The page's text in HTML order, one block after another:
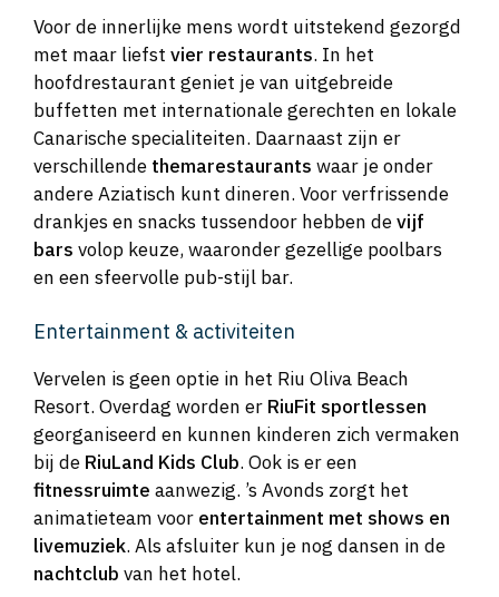
Voor de innerlijke mens wordt uitstekend gezorgd
met maar liefst vier restaurants. In het
hoofdrestaurant geniet je van uitgebreide
buffetten met internationale gerechten en lokale
Canarische specialiteiten. Daarnaast zijn er
verschillende themarestaurants waar je onder
andere Aziatisch kunt dineren. Voor verfrissende
drankjes en snacks tussendoor hebben devijf
bars volop keuze, waaronder gezellige poolbars
en een sfeervolle pub-stijl bar.
Entertainment & activiteiten
Vervelen is geen optie in het Riu Oliva Beach
Resort. Overdag worden er RiuFit sportlessen
georganiseerd en kunnen kinderen zich vermaken
bij de RiuLand Kids Club. Ook is er een
fitnessruimte aanwezig. ’s Avonds zorgt het
animatieteam voor entertainment met shows en
livemuziek. Als afsluiter kun je nog dansen in de
nachtclub van het hotel.